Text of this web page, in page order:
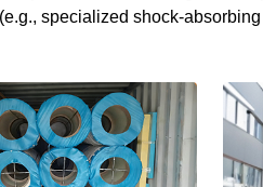
specialized shock-